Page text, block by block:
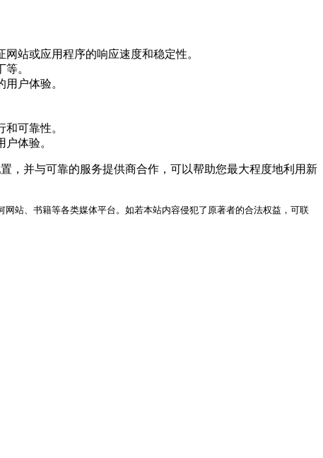
站或应用程序的响应速度和稳定性。
。
户体验。
可靠性。
体验。
，并与可靠的服务提供商合作，可以帮助您最大程度地利用新
站、书籍等各类媒体平台。如若本站内容侵犯了原著者的合法权益，可联